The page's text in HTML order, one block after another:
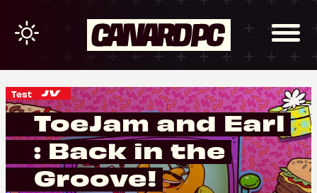
Test
ToeJam and Earl
: Back in the
Groove!